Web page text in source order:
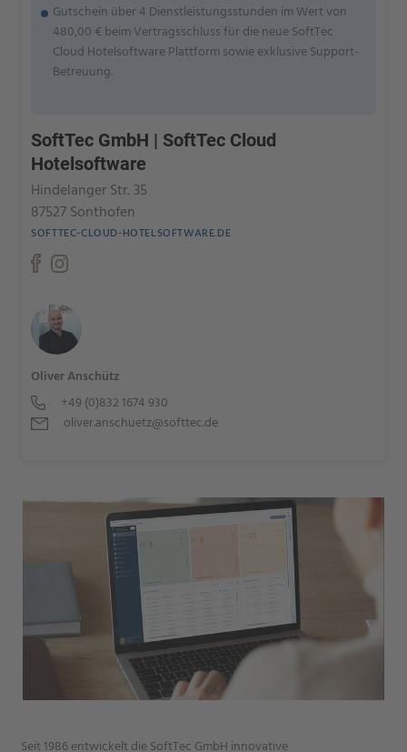
Gutschein über 4 Dienstleistungsstunden im Wert von
480,00 € beim Vertragsschluss für die neue SoftTec
Cloud Hotelsoftware Plattform sowie exklusive Support-
Betreuung.
SoftTec GmbH | SoftTec Cloud
Hotelsoftware
Hindelanger Str. 35
87527 Sonthofen
SOFTTEC-CLOUD-HOTELSOFTWARE.DE
Oliver Anschütz
+49 (0)832 1674 930
oliver.anschuetz@softtec.de
Seit 1986 entwickelt die SoftTec GmbH innovative